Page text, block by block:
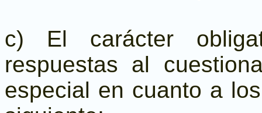
c) El carácter
respuestas al
especial en cuanto a